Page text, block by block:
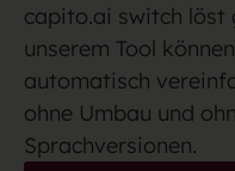
capito.ai switch löst
unserem Tool
automatisch
ohne Umbau und
Sprachversionen.